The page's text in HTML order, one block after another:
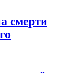
смерти